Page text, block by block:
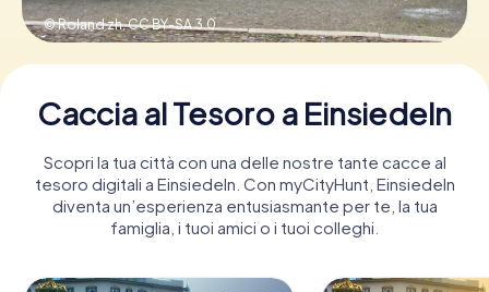
© Roland zh,CC BY-SA 3.0
Caccia al Tesoro a Einsiedeln
Scopri la tua città con una delle nostre tante cacce al
tesoro digitali a Einsiedeln. Con myCityHunt, Einsiedeln
diventa un’esperienza entusiasmante per te, la tua
famiglia, i tuoi amici o i tuoi colleghi.